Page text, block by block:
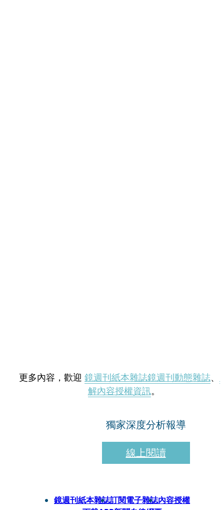
更多內容，歡迎 鏡週刊紙本雜誌鏡週刊動態雜誌、
解內容授權資訊。
獨家深度分析報導
線上閱讀
鏡週刊紙本雜誌訂閱電子雜誌內容授權